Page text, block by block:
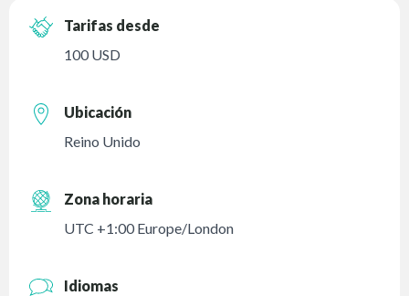
Tarifas desde
100 USD
Ubicación
Reino Unido
Zona horaria
UTC +1:00 Europe/London
Idiomas